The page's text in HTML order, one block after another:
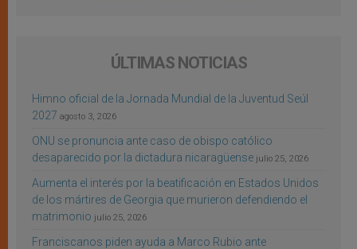
ÚLTIMAS NOTICIAS
Himno oficial de la Jornada Mundial de la Juventud Seúl
2027 agosto 3, 2026
ONU se pronuncia ante caso de obispo católico
desaparecido por la dictadura nicaragüense julio 25, 2026
Aumenta el interés por la beatificación en Estados Unidos
de los mártires de Georgia que murieron defendiendo el
matrimonio julio 25, 2026
Franciscanos piden ayuda a Marco Rubio ante